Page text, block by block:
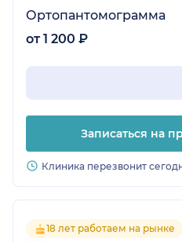
Ортопантомограмма
от 1 200 ₽
Записаться на
Клиника перезвонит
18 лет работаем на рынке